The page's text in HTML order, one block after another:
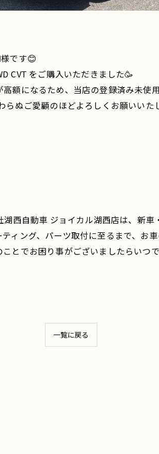
です😊
CVT をご購入いただきました🥳
額になるため、当店の登録済み未使
ぬご愛顧のほどよろしくお願いいたし
西自動車 ジョイカル湖西店は、新
ィング、パーツ取付に至るまで、お
とでお困り事がございましたらいつ
一覧に戻る